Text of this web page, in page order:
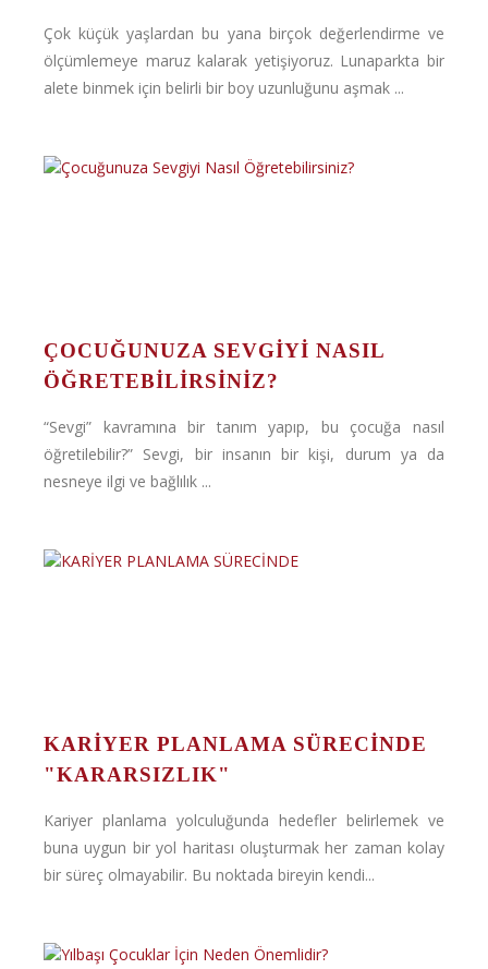
Çok küçük yaşlardan bu yana birçok değerlendirme ve
ölçümlemeye maruz kalarak yetişiyoruz. Lunaparkta bir
alete binmek için belirli bir boy uzunluğunu aşmak ...
ÇOCUĞUNUZA SEVGIYI NASIL
ÖĞRETEBILIRSINIZ?
“Sevgi” kavramına bir tanım yapıp, bu çocuğa nasıl
öğretilebilir?” Sevgi, bir insanın bir kişi, durum ya da
nesneye ilgi ve bağlılık ...
KARİYER PLANLAMA SÜRECİNDE
"KARARSIZLIK"
Kariyer planlama yolculuğunda hedefler belirlemek ve
buna uygun bir yol haritası oluşturmak her zaman kolay
bir süreç olmayabilir. Bu noktada bireyin kendi...